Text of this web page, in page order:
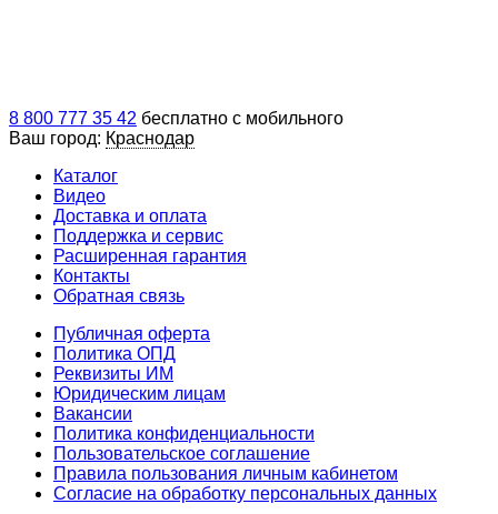
8 800 777 35 42 бесплатно с мобильного
Ваш город: Краснодар
Каталог
Видео
Доставка и оплата
Поддержка и сервис
Расширенная гарантия
Контакты
Обратная связь
Публичная оферта
Политика ОПД
Реквизиты ИМ
Юридическим лицам
Вакансии
Политика конфиденциальности
Пользовательское соглашение
Правила пользования личным кабинетом
Согласие на обработку персональных данных